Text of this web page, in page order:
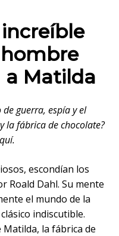
a Matilda
guerra, espía y el
la fábrica de chocolate?
escondían los
Roald Dahl. Su mente
el mundo de la
indiscutible.
la fábrica de